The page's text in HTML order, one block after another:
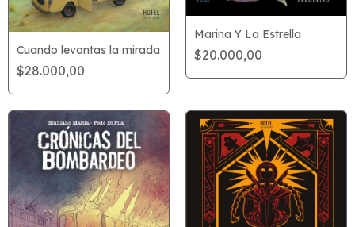
Cuando levantas la mirada
$28.000,00
Marina Y La Estrella
$20.000,00